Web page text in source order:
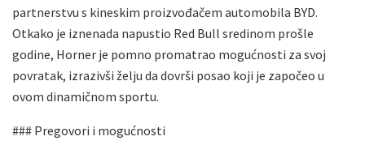
partnerstvu s kineskim proizvođačem automobila BYD.
Otkako je iznenada napustio Red Bull sredinom prošle
godine, Horner je pomno promatrao mogućnosti za svoj
povratak, izrazivši želju da dovrši posao koji je započeo u
ovom dinamičnom sportu.
### Pregovori i mogućnosti